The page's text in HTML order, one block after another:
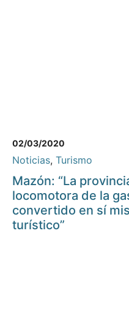
02/03/2020
Noticias, Turismo
Mazón: “La
locomotora de la
convertido en sí
turístico”